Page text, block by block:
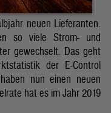
neuen Lieferanten.
so viele Strom- und
gewechselt. Das geht
der E-Control
nun einen neuen
hat es im Jahr 2019